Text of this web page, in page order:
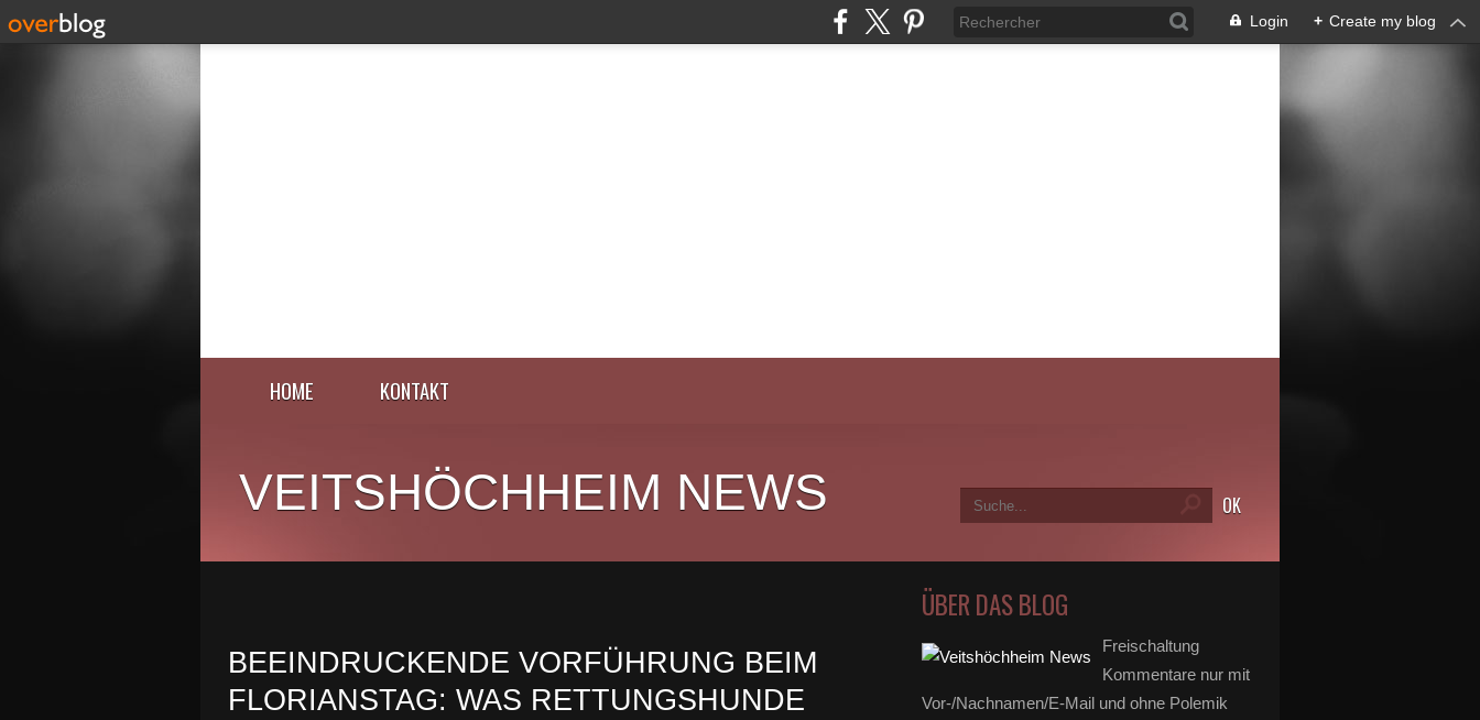
Login + Create my blog
HOME KONTAKT
VEITSHÖCHHEIM NEWS
BEEINDRUCKENDE VORFÜHRUNG BEIM
FLORIANSTAG: WAS RETTUNGSHUNDE
ÜBER DAS BLOG
Freischaltung
Kommentare nur mit
Vor-/Nachnamen/E-Mail und ohne Polemik